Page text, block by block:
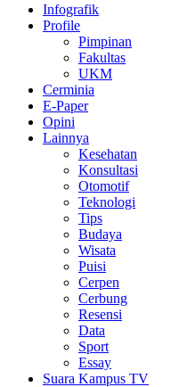
Infografik
Profile
Pimpinan
Fakultas
UKM
Cerminia
E-Paper
Opini
Lainnya
Kesehatan
Konsultasi
Otomotif
Teknologi
Tips
Budaya
Wisata
Puisi
Cerpen
Cerbung
Resensi
Data
Sport
Essay
Suara Kampus TV